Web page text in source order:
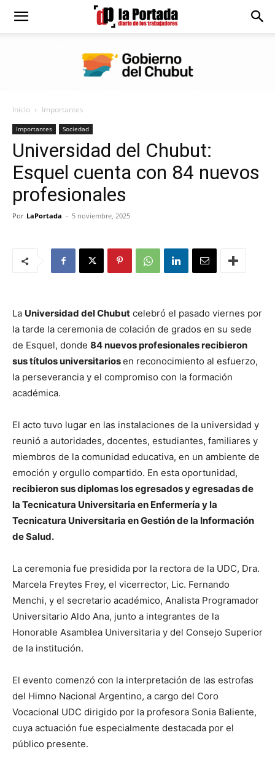
Diario
Portada
Inicio Importantes
Importantes Sociedad
Universidad del Chubut:
Esquel cuenta con 84 nuevos
profesionales
Por LaPortada - 5 noviembre, 2025
La Universidad del Chubut celebró el pasado viernes por
la tarde la ceremonia de colación de grados en su sede
de Esquel, donde 84 nuevos profesionales recibieron
sus títulos universitariosen reconocimiento al esfuerzo,
la perseverancia y el compromiso con la formación
académica.
El acto tuvo lugar en las instalaciones de la universidad y
reunió a autoridades, docentes, estudiantes, familiares y
miembros de la comunidad educativa, en un ambiente de
emoción y orgullo compartido. En esta oportunidad,
recibieron sus diplomas los egresados y egresadas de
la Tecnicatura Universitaria en Enfermería y la
Tecnicatura Universitaria en Gestión de la Información
de Salud.
La ceremonia fue presidida por la rectora de la UDC, Dra.
Marcela Freytes Frey, el vicerrector, Lic. Fernando
Menchi, y el secretario académico, Analista Programador
Universitario Aldo Ana, junto a integrantes de la
Honorable Asamblea Universitaria y del Consejo Superior
de la institución.
El evento comenzó con la interpretación de las estrofas
del Himno Nacional Argentino, a cargo del Coro
Vocacional UDC dirigido por la profesora Sonia Baliente,
cuya actuación fue especialmente destacada por el
público presente.